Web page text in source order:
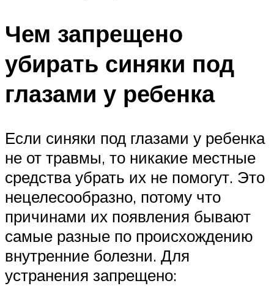
Чем запрещено
убирать синяки под
глазами у ребенка
Если синяки под глазами у ребенка
не от травмы, то никакие местные
средства убрать их не помогут. Это
нецелесообразно, потому что
причинами их появления бывают
самые разные по происхождению
внутренние болезни. Для
устранения запрещено: